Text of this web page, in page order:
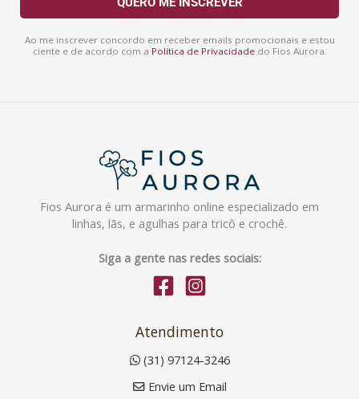
i
Ao me inscrever concordo em receber emails promocionais e estou
ciente e de acordo com a Política de Privacidadedo Fios Aurora.
Fios Aurora é um armarinho online especializado em
linhas, lãs, e agulhas para tricô e crochê.
Siga a gente nas redes sociais:
Atendimento
(31) 97124-3246
Envie um Email